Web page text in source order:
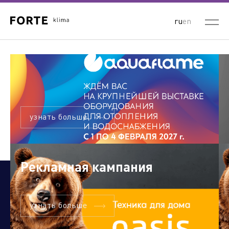
ruen
узнать больше
Рекламная кампания
узнать больше